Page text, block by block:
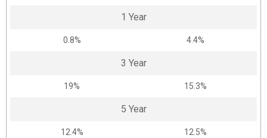
1 Year
0.8% 4.4%
3 Year
19% 15.3%
5 Year
12.4% 12.5%